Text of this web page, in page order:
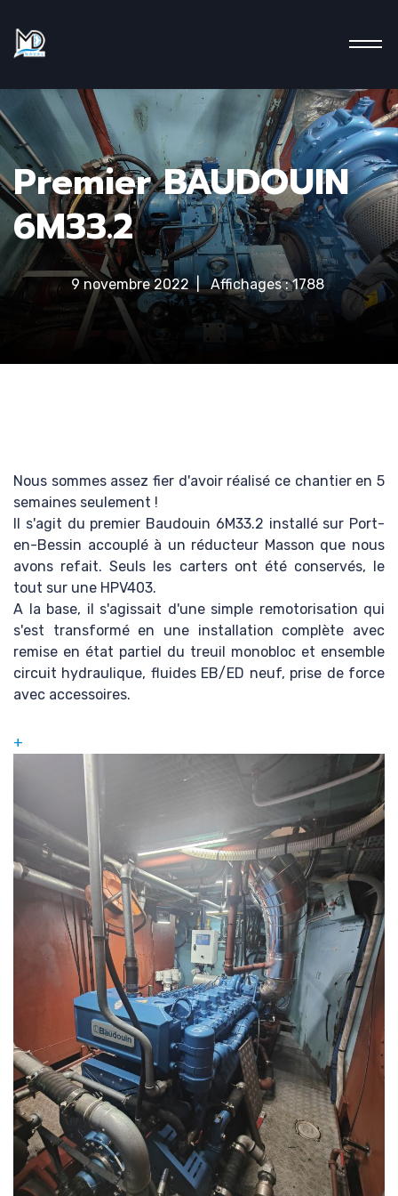
Premier BAUDOUIN
6M33.2
9 novembre 2022 Affichages : 1788
Nous sommes assez fier d'avoir réalisé ce chantier en 5
semaines seulement !
Il s'agit du premier Baudouin 6M33.2 installé sur Port-
en-Bessin accouplé à un réducteur Masson que nous
avons refait. Seuls les carters ont été conservés, le
tout sur une HPV403.
A la base, il s'agissait d'une simple remotorisation qui
s'est transformé en une installation complète avec
remise en état partiel du treuil monobloc et ensemble
circuit hydraulique, fluides EB/ED neuf, prise de force
avec accessoires.
+